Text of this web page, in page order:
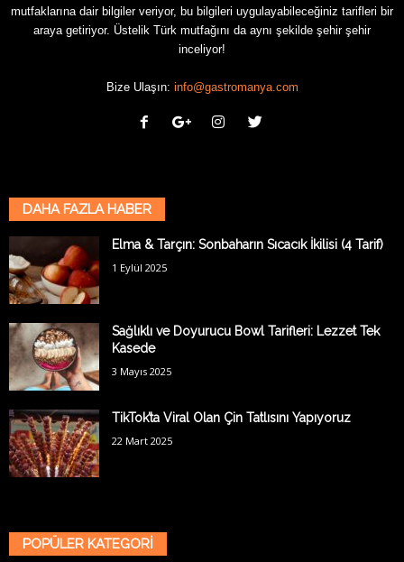
mutfaklarına dair bilgiler veriyor, bu bilgileri uygulayabileceğiniz tarifleri bir
araya getiriyor. Üstelik Türk mutfağını da aynı şekilde şehir şehir
inceliyor!
Bize Ulaşın: info@gastromanya.com
DAHA FAZLA HABER
Elma & Tarçın: Sonbaharın Sıcacık İkilisi (4 Tarif)
1 Eylül 2025
Sağlıklı ve Doyurucu Bowl Tarifleri: Lezzet Tek
Kasede
3 Mayıs 2025
TikTok’ta Viral Olan Çin Tatlısını Yapıyoruz
22 Mart 2025
POPÜLER KATEGORİ